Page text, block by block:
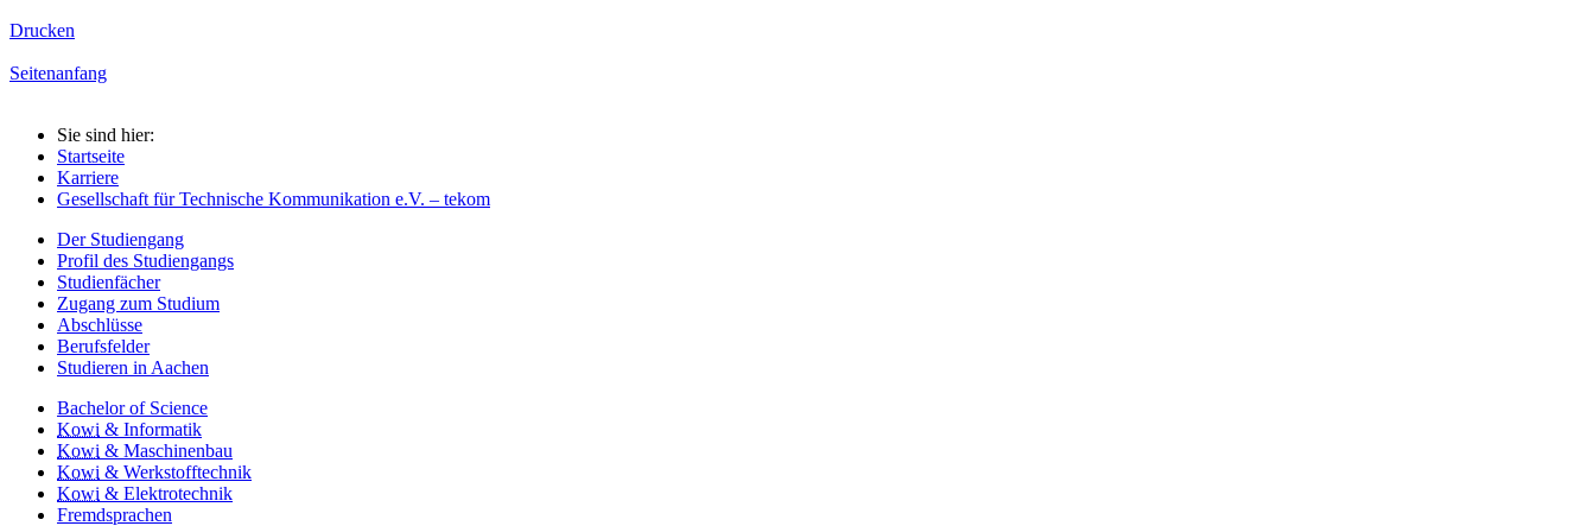
Drucken
Seitenanfang
Sie sind hier:
Startseite
Karriere
Gesellschaft für Technische Kommunikation e.V. – tekom
Der Studiengang
Profil des Studiengangs
Studienfächer
Zugang zum Studium
Abschlüsse
Berufsfelder
Studieren in Aachen
Bachelor of Science
Kowi & Informatik
Kowi & Maschinenbau
Kowi & Werkstofftechnik
Kowi & Elektrotechnik
Fremdsprachen